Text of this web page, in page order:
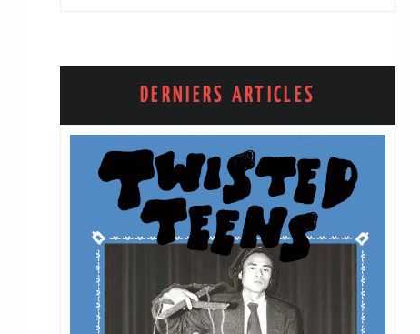
DERNIERS ARTICLES